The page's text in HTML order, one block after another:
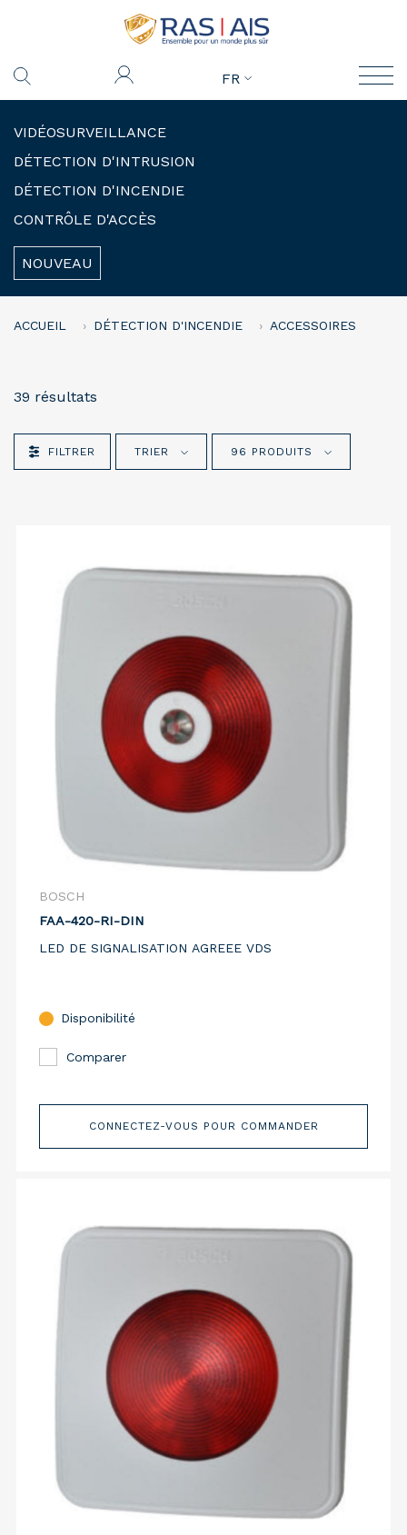
FR
VIDÉOSURVEILLANCE
DÉTECTION D'INTRUSION
DÉTECTION D'INCENDIE
CONTRÔLE D'ACCÈS
NOUVEAU
ACCUEIL DÉTECTION D'INCENDIE ACCESSOIRES
39 résultats
FILTRER TRIER 96 PRODUITS
BOSCH
FAA-420-RI-DIN
LED DE SIGNALISATION AGREEE VDS
Disponibilité
Comparer
CONNECTEZ-VOUS POUR COMMANDER